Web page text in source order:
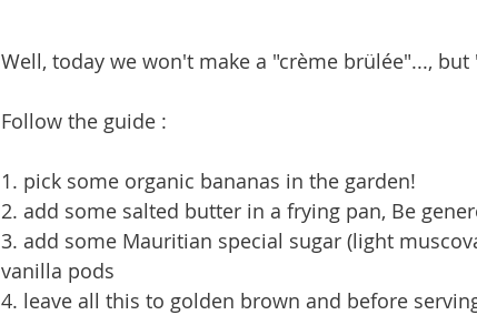
Well, today we won't make a "crème brülée"...,
Follow the guide :
1. pick some organic bananas in the garden!
2. add some salted butter in a frying pan, Be
3. add some Mauritian special sugar (light
vanilla pods
4. leave all this to golden brown and before